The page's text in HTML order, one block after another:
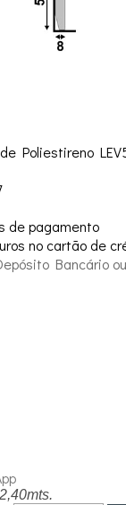
Poliestireno
de pagamento
no cartão de
Bancário